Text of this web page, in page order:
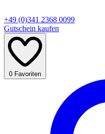
+49 (0)341 2368 0099
Gutschein kaufen
0 Favoriten